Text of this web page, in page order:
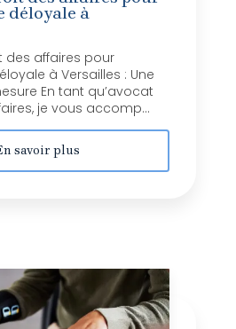
déloyale à
des affaires pour
à Versailles : Une
En tant qu’avocat
je vous accomp...
savoir plus